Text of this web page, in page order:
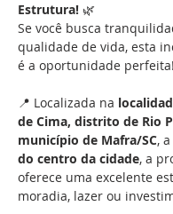
Estrutura! 🌿
Se você busca
qualidade de vida, esta
é a oportunidade perfeita!
📍 Localizada na
de Cima, distrito de Rio
município de Mafra/SC,
do centro da cidade, a
oferece uma excelente
moradia, lazer ou